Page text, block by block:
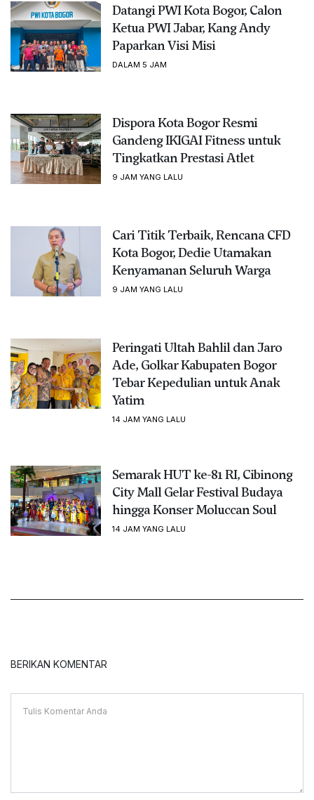
Datangi PWI Kota Bogor, Calon
Ketua PWI Jabar, Kang Andy
Paparkan Visi Misi
DALAM 5 JAM
Dispora Kota Bogor Resmi
Gandeng IKIGAI Fitness untuk
Tingkatkan Prestasi Atlet
9 JAM YANG LALU
Cari Titik Terbaik, Rencana CFD
Kota Bogor, Dedie Utamakan
Kenyamanan Seluruh Warga
9 JAM YANG LALU
Peringati Ultah Bahlil dan Jaro
Ade, Golkar Kabupaten Bogor
Tebar Kepedulian untuk Anak
Yatim
14 JAM YANG LALU
Semarak HUT ke-81 RI, Cibinong
City Mall Gelar Festival Budaya
hingga Konser Moluccan Soul
14 JAM YANG LALU
BERIKAN KOMENTAR